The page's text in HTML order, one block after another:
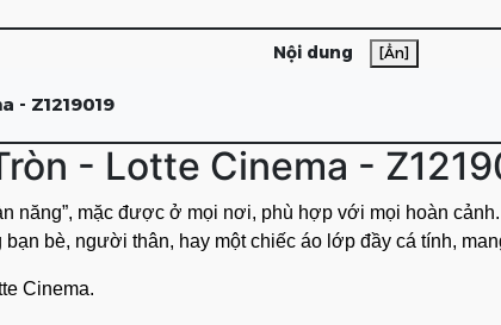
Nội dung [Ẩn]
- Z1219019
- Lotte Cinema -
năng”, mặc được ở mọi nơi, phù hợp với mọi hoàn
bè, người thân, hay một chiếc áo lớp đầy cá tính,
Cinema.